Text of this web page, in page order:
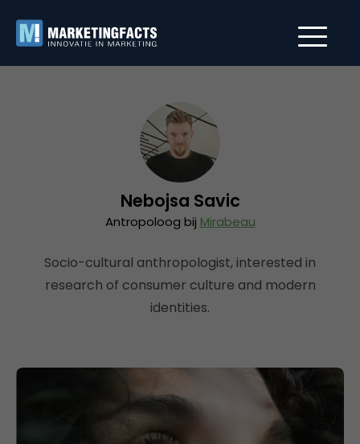
Nebojsa Savic
Antropoloog bij Mirabeau
Socio-cultural anthropologist, interested in
research of consumer culture and modern
identities.